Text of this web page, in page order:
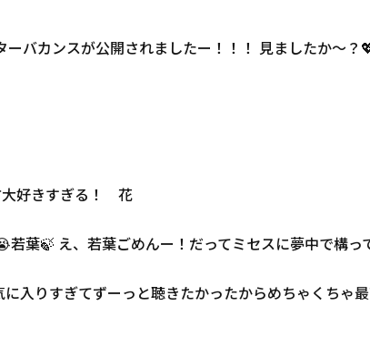
バカンスが公開されましたー！！！ 見ましたか〜？
大好きすぎる！ 花
葉🍃 え、若葉ごめんー！だってミセスに夢中で構っ
入りすぎてずーっと聴きたかったからめちゃくちゃ